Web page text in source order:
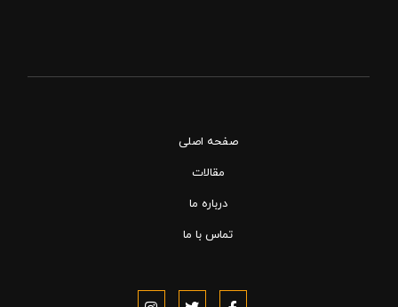
صفحه اصلی
مقالات
درباره ما
تماس با ما